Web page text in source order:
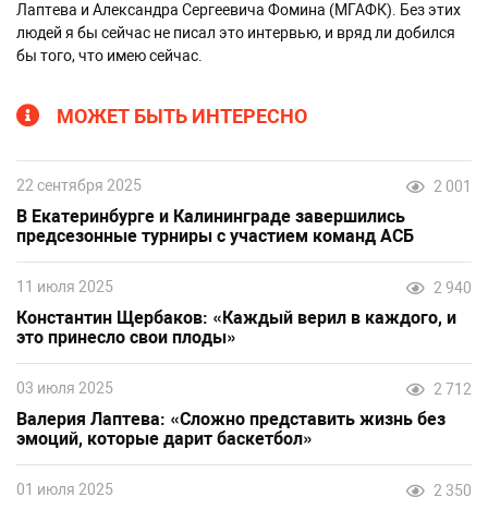
Лаптева и Александра Сергеевича Фомина (МГАФК). Без этих
людей я бы сейчас не писал это интервью, и вряд ли добился
бы того, что имею сейчас.
МОЖЕТ БЫТЬ ИНТЕРЕСНО
22 сентября 2025 2 001
В Екатеринбурге и Калининграде завершились
предсезонные турниры с участием команд АСБ
11 июля 2025 2 940
Константин Щербаков: «Каждый верил в каждого, и
это принесло свои плоды»
03 июля 2025 2 712
Валерия Лаптева: «Сложно представить жизнь без
эмоций, которые дарит баскетбол»
01 июля 2025 2 350